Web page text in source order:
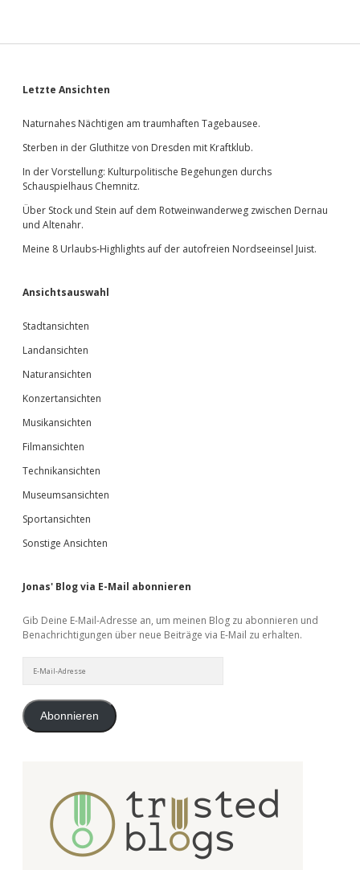
Sidebar
Letzte Ansichten
Naturnahes Nächtigen am traumhaften Tagebausee.
Sterben in der Gluthitze von Dresden mit Kraftklub.
In der Vorstellung: Kulturpolitische Begehungen durchs
Schauspielhaus Chemnitz.
Über Stock und Stein auf dem Rotweinwanderweg zwischen Dernau
und Altenahr.
Meine 8 Urlaubs-Highlights auf der autofreien Nordseeinsel Juist.
Ansichtsauswahl
Stadtansichten
Landansichten
Naturansichten
Konzertansichten
Musikansichten
Filmansichten
Technikansichten
Museumsansichten
Sportansichten
Sonstige Ansichten
Jonas' Blog via E-Mail abonnieren
Gib Deine E-Mail-Adresse an, um meinen Blog zu abonnieren und
Benachrichtigungen über neue Beiträge via E-Mail zu erhalten.
Mail-
Abonnieren